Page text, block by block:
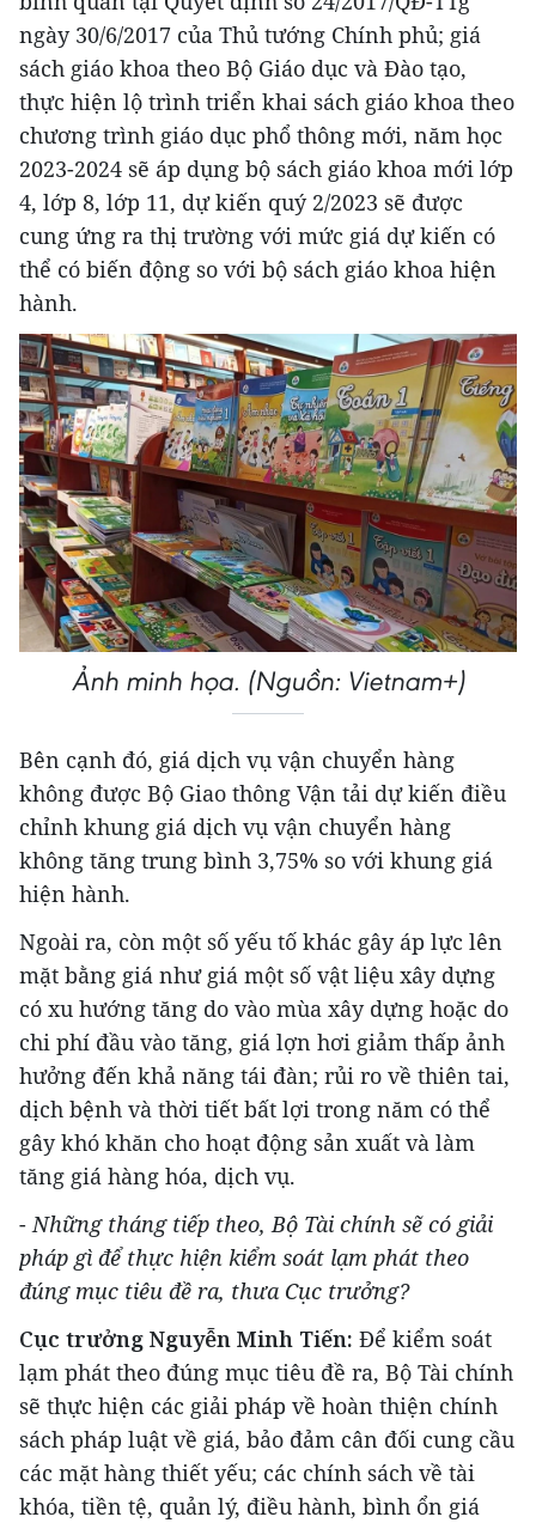
ngày 30/6/2017 của Thủ tướng Chính phủ; giá
sách giáo khoa theo Bộ Giáo dục và Đào tạo,
thực hiện lộ trình triển khai sách giáo khoa theo
chương trình giáo dục phổ thông mới, năm học
2023-2024 sẽ áp dụng bộ sách giáo khoa mới lớp
4, lớp 8, lớp 11, dự kiến quý 2/2023 sẽ được
cung ứng ra thị trường với mức giá dự kiến có
thể có biến động so với bộ sách giáo khoa hiện
hành.
Ảnh minh họa. (Nguồn: Vietnam+)
Bên cạnh đó, giá dịch vụ vận chuyển hàng
không được Bộ Giao thông Vận tải dự kiến điều
chỉnh khung giá dịch vụ vận chuyển hàng
không tăng trung bình 3,75% so với khung giá
hiện hành.
Ngoài ra, còn một số yếu tố khác gây áp lực lên
mặt bằng giá như giá một số vật liệu xây dựng
có xu hướng tăng do vào mùa xây dựng hoặc do
chi phí đầu vào tăng, giá lợn hơi giảm thấp ảnh
hưởng đến khả năng tái đàn; rủi ro về thiên tai,
dịch bệnh và thời tiết bất lợi trong năm có thể
gây khó khăn cho hoạt động sản xuất và làm
tăng giá hàng hóa, dịch vụ.
-Những tháng tiếp theo, Bộ Tài chính sẽ có giải
pháp gì để thực hiện kiểm soát lạm phát theo
đúng mục tiêu đề ra, thưa Cục trưởng?
Cục trưởng Nguyễn Minh Tiến: Để kiểm soát
lạm phát theo đúng mục tiêu đề ra, Bộ Tài chính
sẽ thực hiện các giải pháp về hoàn thiện chính
sách pháp luật về giá, bảo đảm cân đối cung cầu
các mặt hàng thiết yếu; các chính sách về tài
khóa, tiền tệ, quản lý, điều hành, bình ổn giá